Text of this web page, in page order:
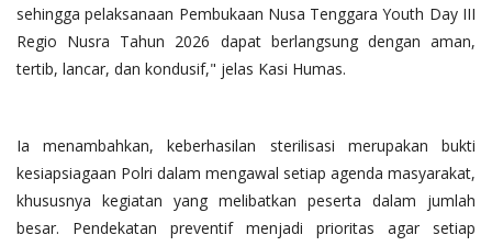
sehingga pelaksanaan Pembukaan Nusa Tenggara Youth Day III
Regio Nusra Tahun 2026 dapat berlangsung dengan aman,
tertib, lancar, dan kondusif," jelas Kasi Humas.
Ia menambahkan, keberhasilan sterilisasi merupakan bukti
kesiapsiagaan Polri dalam mengawal setiap agenda masyarakat,
khususnya kegiatan yang melibatkan peserta dalam jumlah
besar. Pendekatan preventif menjadi prioritas agar setiap